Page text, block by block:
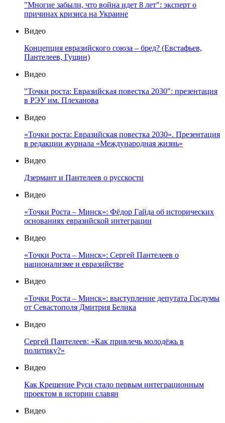
"Многие забыли, что война идет 8 лет": эксперт о
причинах кризиса на Украине
Видео
Концепция евразийского союза – бред? (Евстафьев,
Пантелеев, Гущин)
Видео
"Точки роста: Евразийская повестка 2030": презентация
в РЭУ им. Плеханова
Видео
«Точки роста: Евразийская повестка 2030». Презентация
в редакции журнала «Международная жизнь»
Видео
Дзермант и Пантелеев о русскости
Видео
«Точки Роста – Минск»: Фёдор Гайда об исторических
основаниях евразийской интеграции
Видео
«Точки Роста – Минск»: Сергей Пантелеев о
национализме и евразийстве
Видео
«Точки Роста – Минск»: выступление депутата Госдумы
от Севастополя Дмитрия Белика
Видео
Сергей Пантелеев: «Как привлечь молодёжь в
политику?»
Видео
Как Крещение Руси стало первым интеграционным
проектом в истории славян
Видео